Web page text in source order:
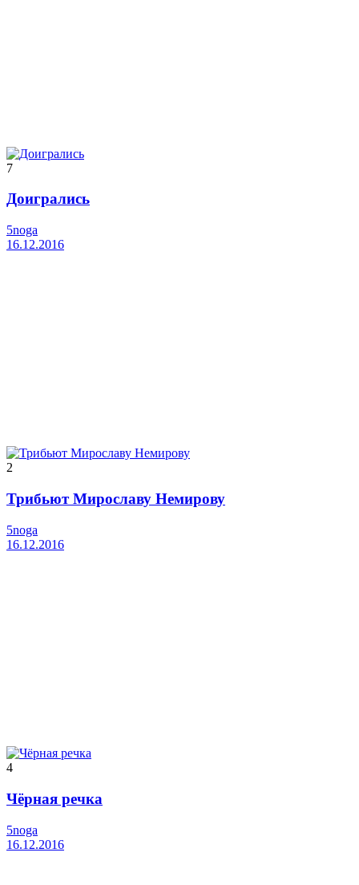
7
Доигрались
5noga
16.12.2016
2
Трибьют Мирославу Немирову
5noga
16.12.2016
4
Чёрная речка
5noga
16.12.2016